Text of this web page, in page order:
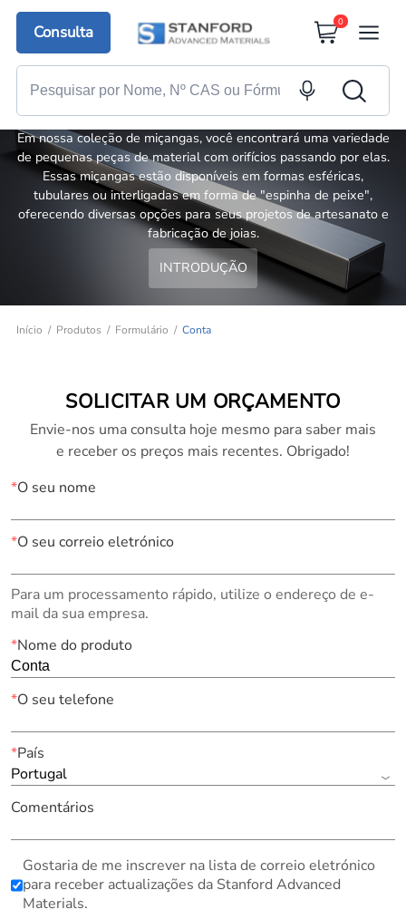
Consulta
0
Conta
Em nossa coleção de miçangas, você encontrará uma variedade
de pequenas peças de material com orifícios passando por elas.
Essas miçangas estão disponíveis em formas esféricas,
tubulares ou interligadas em forma de "espinha de peixe",
oferecendo diversas opções para seus projetos de artesanato e
fabricação de joias.
INTRODUÇÃO
Início Produtos Formulário Conta
SOLICITAR UM ORÇAMENTO
Envie-nos uma consulta hoje mesmo para saber mais
e receber os preços mais recentes. Obrigado!
*O seu nome
*O seu correio eletrónico
Para um processamento rápido, utilize o endereço de e-
mail da sua empresa.
*Nome do produto
*O seu telefone
*País
Portugal
Comentários
Gostaria de me inscrever na lista de correio eletrónico
para receber actualizações da Stanford Advanced
Materials.